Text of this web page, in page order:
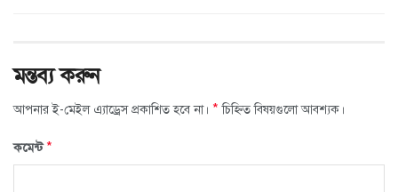
মন্তব্য করুন
আপনার ই-মেইল এ্যাড্রেস প্রকাশিত হবে না। * চিহ্নিত বিষয়গুলো আবশ্যক।
কমেন্ট*